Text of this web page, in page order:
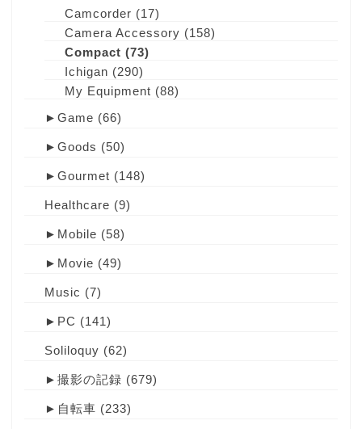
Camcorder (17)
Camera Accessory (158)
Compact (73)
Ichigan (290)
My Equipment (88)
► Game (66)
► Goods (50)
► Gourmet (148)
Healthcare (9)
► Mobile (58)
► Movie (49)
Music (7)
► PC (141)
Soliloquy (62)
► 撮影の記録 (679)
► 自転車 (233)